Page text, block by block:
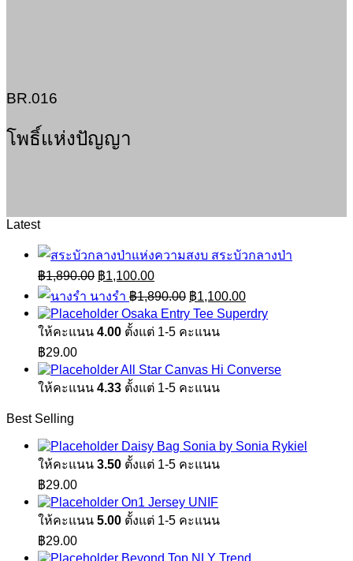
BR.016
โพธิ์แห่งปัญญา
Latest
สระบัวกลางป่า
฿1,890.00 Original
was:
฿1,890.00.
฿1,100.00Current
is:
฿1,100.00.
นางรำ ฿1,890.00 Original
price
was:
฿1,890.00.
฿1,100.00Current
price
is:
Osaka Entry Tee Superdry
ให้คะแนน 4.00 ตั้งแต่ 1-5 คะแนน
฿29.00
All Star Canvas Hi Converse
ให้คะแนน 4.33 ตั้งแต่ 1-5 คะแนน
Best Selling
Daisy Bag Sonia by Sonia Rykiel
ให้คะแนน 3.50 ตั้งแต่ 1-5 คะแนน
฿29.00
On1 Jersey UNIF
ให้คะแนน 5.00 ตั้งแต่ 1-5 คะแนน
฿29.00
Beyond Top NLY Trend